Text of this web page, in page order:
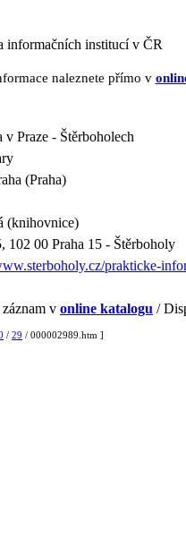
informačních institucí v ČR
naleznete přímo v
Praze - Štěrboholech
(Praha)
(knihovnice)
102 00 Praha 15 - Štěrboholy
prakticke-
v online katalogu /
/ 29 / 000002989.htm ]